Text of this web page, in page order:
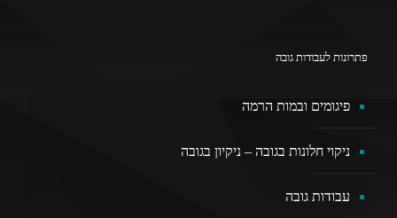
פתרונות לעבודות גובה
פיגומים ובמות הרמה
ניקוי חלונות בגובה – ניקיון בגובה
עבודות גובה